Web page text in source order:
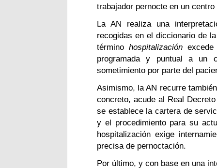
trabajador pernocte en un
La AN realiza una
recogidas en el diccionario de
término hospitalización
programada y puntual a un
sometimiento por parte del
Asimismo, la AN recurre
concreto, acude al Real
se establece la cartera de
y el procedimiento para su
hospitalización exige
precisa de pernoctación.
Por último, y con base en una